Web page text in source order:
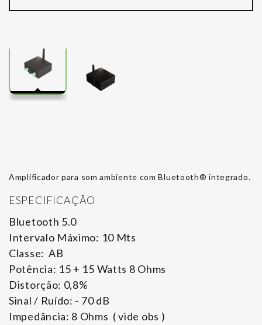
Amplificador para som ambiente com Bluetooth® integrado.
ESPECIFICAÇÃO
Bluetooth 5.0
Intervalo Máximo: 10 Mts
Classe: AB
Potência: 15 + 15 Watts 8 Ohms
Distorção: 0,8%
Sinal / Ruído: - 70 dB
Impedância: 8 Ohms ( vide obs )